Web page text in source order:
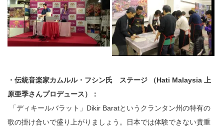
・伝統音楽家カムルル・フシン氏 ステージ （Hati Malaysia 上
原亜季さんプロデュース）：
「ディキールバラット」Dikir Baratというクランタン州の特有の
歌の掛け合いで盛り上がりましょう。日本では体験できない貴重